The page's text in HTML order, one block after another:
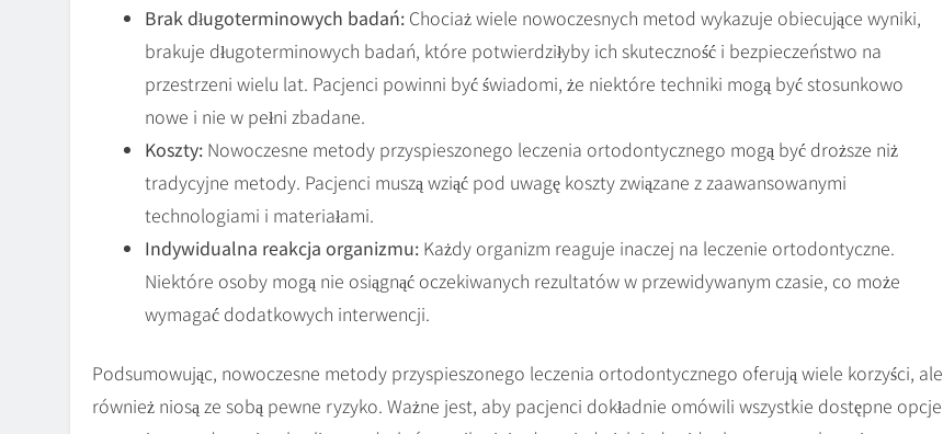
Brak długoterminowych badań: Chociaż wiele nowoczesnych metod wykazuje obiecujące wyniki,
brakuje długoterminowych badań, które potwierdziłyby ich skuteczność i bezpieczeństwo na
przestrzeni wielu lat. Pacjenci powinni być świadomi, że niektóre techniki mogą być stosunkowo
nowe i nie w pełni zbadane.
Koszty: Nowoczesne metody przyspieszonego leczenia ortodontycznego mogą być droższe niż
tradycyjne metody. Pacjenci muszą wziąć pod uwagę koszty związane z zaawansowanymi
technologiami i materiałami.
Indywidualna reakcja organizmu: Każdy organizm reaguje inaczej na leczenie ortodontyczne.
Niektóre osoby mogą nie osiągnąć oczekiwanych rezultatów w przewidywanym czasie, co może
wymagać dodatkowych interwencji.
Podsumowując, nowoczesne metody przyspieszonego leczenia ortodontycznego oferują wiele korzyści, ale
również niosą ze sobą pewne ryzyko. Ważne jest, aby pacjenci dokładnie omówili wszystkie dostępne opcje